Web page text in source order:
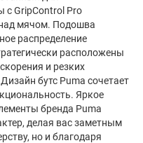
с GripControl Pro
мячом. Подошва
распределение
расположены
и резких
бутс Puma сочетает
Яркое
бренда Puma
делая вас заметным
но и благодаря